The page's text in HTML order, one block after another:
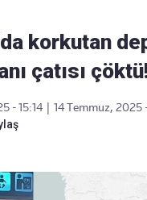
korkutan
çatısı
- 15:14
14 Temmuz, 2025